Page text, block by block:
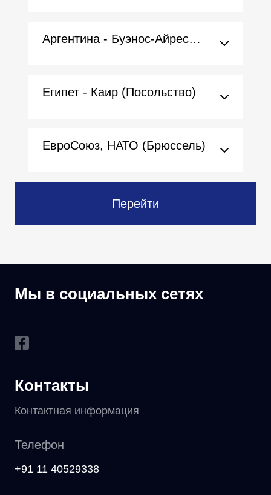
Аргентина - Буэнос-Айрес (Посольство)
Египет - Каир (Посольство)
ЕвроСоюз, НАТО (Брюссель)
Перейти
Мы в социальных сетях
Контакты
Контактная информация
Телефон
+91 11 40529338